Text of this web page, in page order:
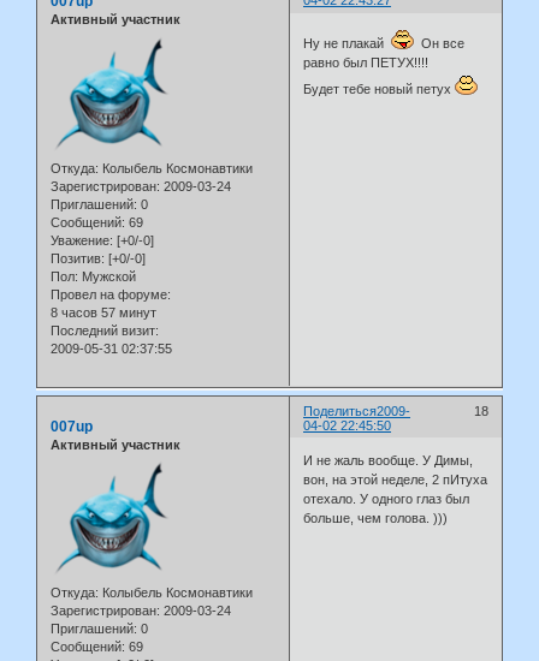
Активный участник
Откуда: Колыбель Космонавтики
Зарегистрирован: 2009-03-24
Приглашений: 0
Сообщений: 69
Уважение: [+0/-0]
Позитив: [+0/-0]
Пол: Мужской
Провел на форуме:
8 часов 57 минут
Последний визит:
2009-05-31 02:37:55
Ну не плакай
Он все
равно был ПЕТУХ!!!!
Будет тебе новый петух
Поделиться 18
2009-
04-02 22:45:50
007up
Активный участник
Откуда: Колыбель Космонавтики
Зарегистрирован: 2009-03-24
Приглашений: 0
Сообщений: 69
И не жаль вообще. У Димы,
вон, на этой неделе, 2 пИтуха
отехало. У одного глаз был
больше, чем голова. )))